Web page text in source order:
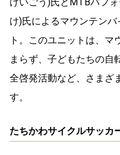
けいごう)氏とMTBパフ
け)氏によるマウンテン
ト。このユニットは、マ
まらず、子どもたちの自
全啓発活動など、さまざ
す。
たちかわサイクルサッカ